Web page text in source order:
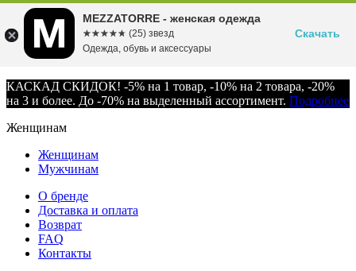
КАСКАД СКИДОК! -5% на 1 товар, -10% на 2 товара, -20%
на 3 и более. До -70% на выделенный ассортимент. Подробнее
Женщинам
Женщинам
Мужчинам
О бренде
Доставка и оплата
Возврат
FAQ
Контакты
MEZZATORRE - женская одежда
☆☆☆☆☆
★★★★★ (25) звезд
Одежда, обувь и аксессуары
Скачать